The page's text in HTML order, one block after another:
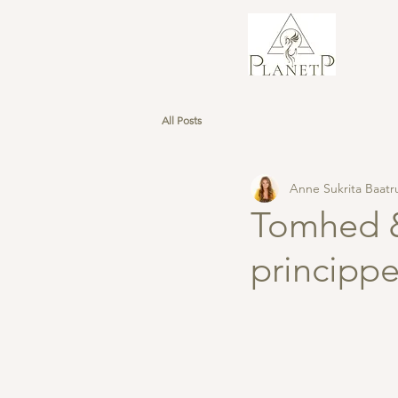
All Posts
Tomhed
Anne Sukrita